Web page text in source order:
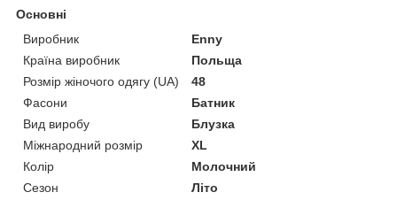
Основні
Виробник
Enny
Країна виробник
Польща
Розмір жіночого одягу (UA)
48
Фасони
Батник
Вид виробу
Блузка
Міжнародний розмір
XL
Колір
Молочний
Сезон
Літо